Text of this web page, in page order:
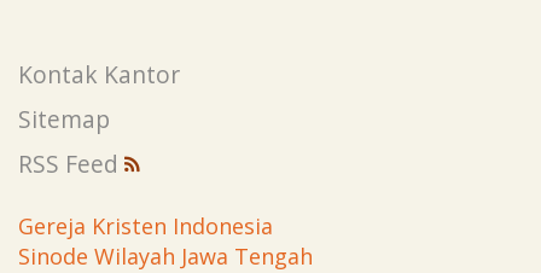
Kontak Kantor
Sitemap
RSS Feed
Gereja Kristen Indonesia
Sinode Wilayah Jawa Tengah